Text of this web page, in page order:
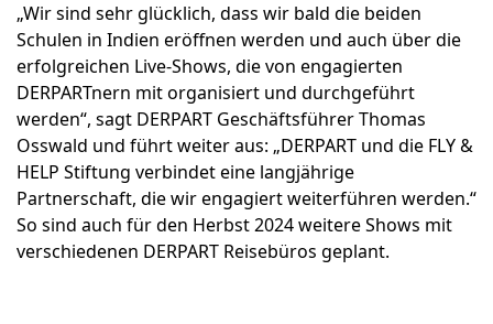
„Wir sind sehr glücklich, dass wir bald die beiden
Schulen in Indien eröffnen werden und auch über die
erfolgreichen Live-Shows, die von engagierten
DERPARTnern mit organisiert und durchgeführt
werden“, sagt DERPART Geschäftsführer Thomas
Osswald und führt weiter aus: „DERPART und die FLY &
HELP Stiftung verbindet eine langjährige
Partnerschaft, die wir engagiert weiterführen werden.“
So sind auch für den Herbst 2024 weitere Shows mit
verschiedenen DERPART Reisebüros geplant.